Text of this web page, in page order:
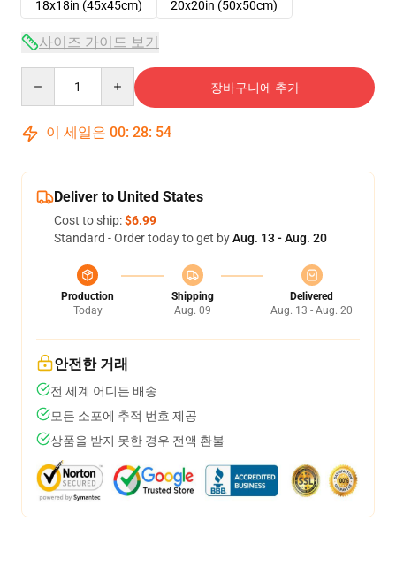
18x18in (45x45cm)
20x20in (50x50cm)
사이즈 가이드 보기
장바구니에 추가
이 세일은 00: 28: 53
Deliver to United States
Cost to ship:$6.99
Standard - Order today to get byAug. 13 - Aug. 20
Production
Today
Shipping
Aug. 09
Delivered
Aug. 13 - Aug. 20
안전한 거래
전 세계 어디든 배송
모든 소포에 추적 번호 제공
상품을 받지 못한 경우 전액 환불